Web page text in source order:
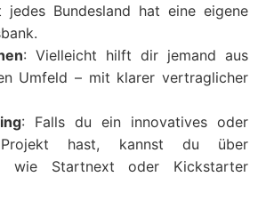
jedes Bundesland hat eine eigene
: Vielleicht hilft dir jemand aus
Umfeld – mit klarer vertraglicher
: Falls du ein innovatives oder
Projekt hast, kannst du über
wie Startnext oder Kickstarter